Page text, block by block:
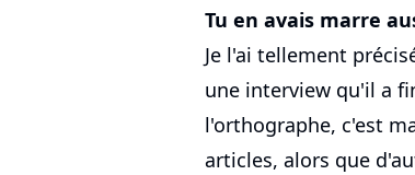
Tu en avais marre
Je l'ai tellement
une interview qu'il a
l'orthographe, c'est
articles, alors que